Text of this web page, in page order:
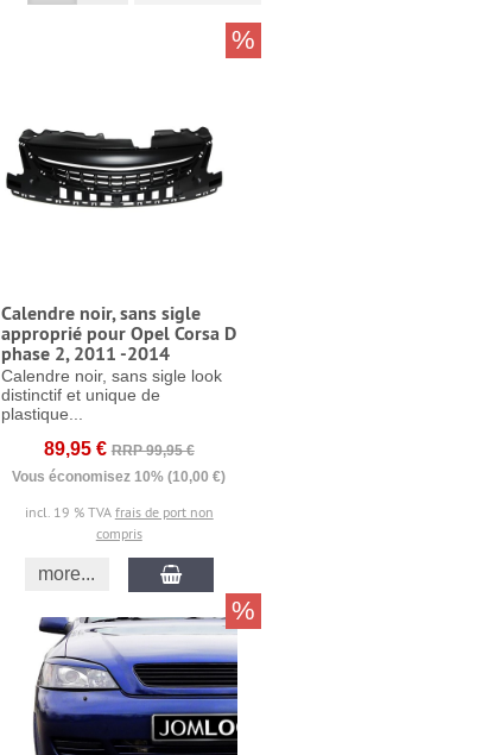
Calendre noir, sans sigle
approprié pour Opel Corsa D
phase 2, 2011 -2014
Calendre noir, sans sigle look
distinctif et unique de
plastique...
89,95 € RRP 99,95 €
Vous économisez 10% (10,00 €)
incl. 19 % TVA frais de port non
compris
more...
%
%